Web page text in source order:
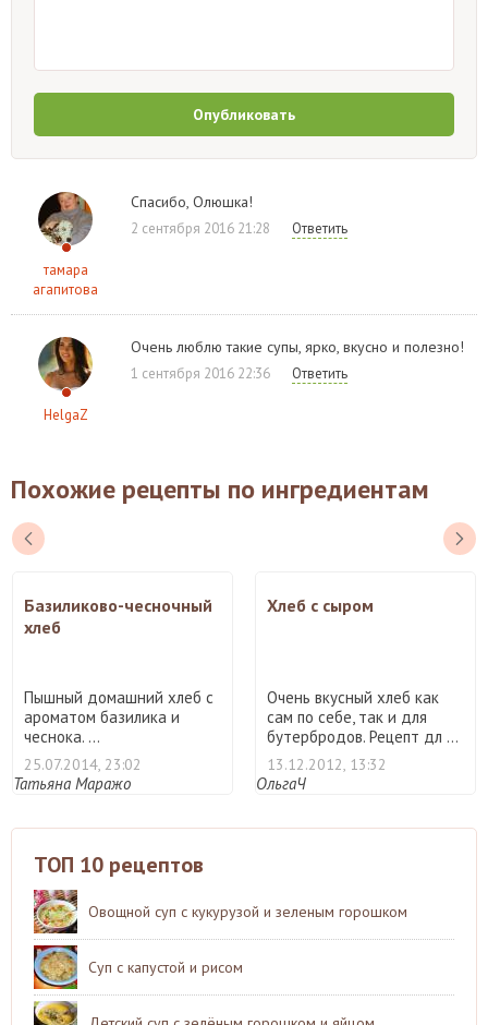
Опубликовать
тамара
агапитова
Спасибо, Олюшка!
2 сентября 2016 21:28 Ответить
HelgaZ
Очень люблю такие супы, ярко, вкусно и полезно!
1 сентября 2016 22:36 Ответить
Похожие рецепты по ингредиентам
Базиликово-чесночный
хлеб
Пышный домашний хлеб с
ароматом базилика и
чеснока. ...
25.07.2014, 23:02
Татьяна Маражо
Хлеб с сыром
Очень вкусный хлеб как
сам по себе, так и для
бутербродов. Рецепт дл ...
13.12.2012, 13:32
ОльгаЧ
ТОП 10 рецептов
Овощной суп с кукурузой и зеленым горошком
Суп с капустой и рисом